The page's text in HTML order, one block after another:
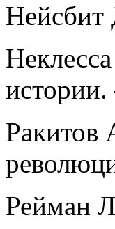
Ракитов
Рейман